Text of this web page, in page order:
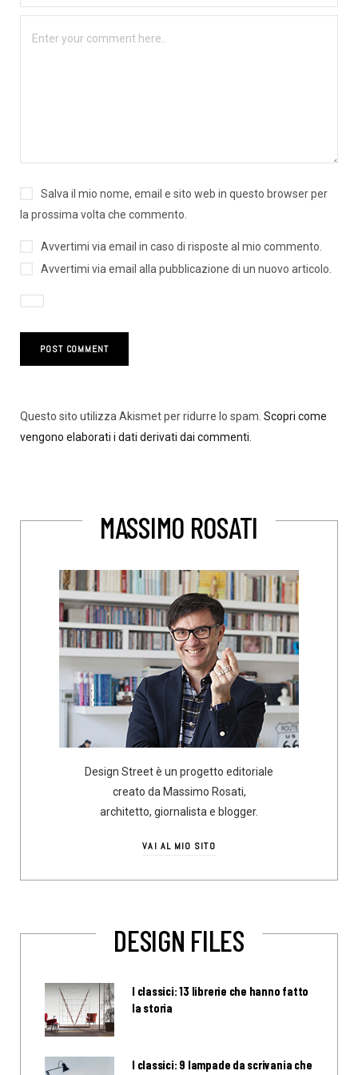
Salva il mio nome, email e sito web in questo browser per
la prossima volta che commento.
Avvertimi via email in caso di risposte al mio commento.
Avvertimi via email alla pubblicazione di un nuovo articolo.
Questo sito utilizza Akismet per ridurre lo spam. Scopri come
vengono elaborati i dati derivati dai commenti.
MASSIMO ROSATI
Design Street è un progetto editoriale
creato da Massimo Rosati,
architetto, giornalista e blogger.
VAI AL MIO SITO
DESIGN FILES
I classici: 13 librerie che hanno fatto
la storia
I classici: 9 lampade da scrivania che